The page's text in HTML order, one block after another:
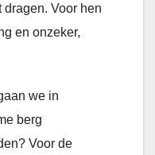
Voor hen
en onzeker,
we in
berg
Voor de